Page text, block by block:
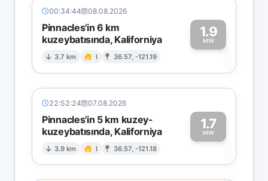
00:34:44 08.08.2026
Pinnacles'in 6 km
kuzeybatısında, Kaliforniya
3.7 km I 36.57, -121.19
1.9
MW1
22:52:24 07.08.2026
Pinnacles'in 5 km kuzey-
kuzeybatısında, Kaliforniya
3.9 km I 36.57, -121.18
1.7
MW1